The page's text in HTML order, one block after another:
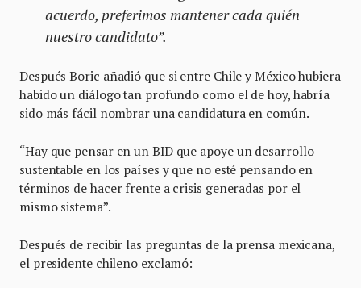
acuerdo, preferimos mantener cada quién
nuestro candidato”.
Después Boric añadió que si entre Chile y México hubiera
habido un diálogo tan profundo como el de hoy, habría
sido más fácil nombrar una candidatura en común.
“Hay que pensar en un BID que apoye un desarrollo
sustentable en los países y que no esté pensando en
términos de hacer frente a crisis generadas por el
mismo sistema”.
Después de recibir las preguntas de la prensa mexicana,
el presidente chileno exclamó: